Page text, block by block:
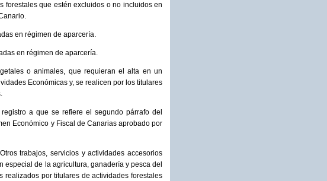
forestales que estén excluidos o no incluidos en
en régimen de aparcería.
en régimen de aparcería.
o animales, que requieran el alta en un
Económicas y, se realicen por los titulares
a que se refiere el segundo párrafo del
Económico y Fiscal de Canarias aprobado por
trabajos, servicios y actividades accesorios
de la agricultura, ganadería y pesca del
realizados por titulares de actividades forestales